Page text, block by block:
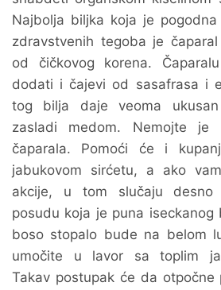
Najbolja biljka koja je
zdravstvenih tegoba je
od čičkovog korena.
dodati i čajevi od sasafrasa i
tog bilja daje veoma
zasladi medom. Nemojte
čaparala. Pomoći će i
jabukovom sirćetu, a ako
akcije, u tom slučaju
posudu koja je puna iseckanog
boso stopalo bude na belom
umočite u lavor sa toplim
Takav postupak će da